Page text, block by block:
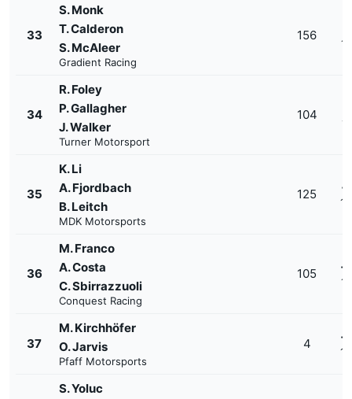
33
S. Monk
T. Calderon
S. McAleer
Gradient Racing
156
34
R. Foley
P. Gallagher
J. Walker
Turner Motorsport
104
35
K. Li
A. Fjordbach
B. Leitch
MDK Motorsports
125
36
M. Franco
A. Costa
C. Sbirrazzuoli
Conquest Racing
105
37
M. Kirchhöfer
O. Jarvis
Pfaff Motorsports
4
S. Yoluc